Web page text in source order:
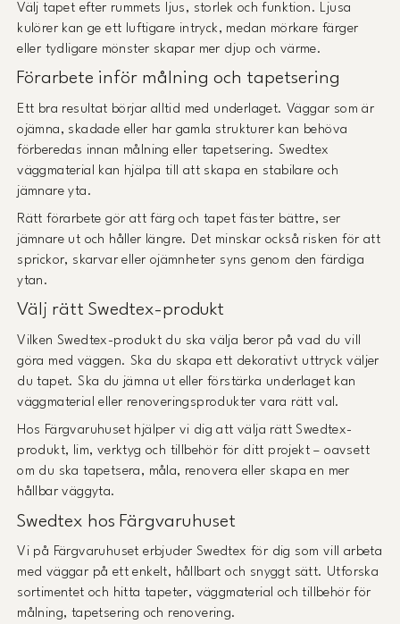
Välj tapet efter rummets ljus, storlek och funktion. Ljusa
kulörer kan ge ett luftigare intryck, medan mörkare färger
eller tydligare mönster skapar mer djup och värme.
Förarbete inför målning och tapetsering
Ett bra resultat börjar alltid med underlaget. Väggar som är
ojämna, skadade eller har gamla strukturer kan behöva
förberedas innan målning eller tapetsering. Swedtex
väggmaterial kan hjälpa till att skapa en stabilare och
jämnare yta.
Rätt förarbete gör att färg och tapet fäster bättre, ser
jämnare ut och håller längre. Det minskar också risken för att
sprickor, skarvar eller ojämnheter syns genom den färdiga
ytan.
Välj rätt Swedtex-produkt
Vilken Swedtex-produkt du ska välja beror på vad du vill
göra med väggen. Ska du skapa ett dekorativt uttryck väljer
du tapet. Ska du jämna ut eller förstärka underlaget kan
väggmaterial eller renoveringsprodukter vara rätt val.
Hos Färgvaruhuset hjälper vi dig att välja rätt Swedtex-
produkt, lim, verktyg och tillbehör för ditt projekt – oavsett
om du ska tapetsera, måla, renovera eller skapa en mer
hållbar väggyta.
Swedtex hos Färgvaruhuset
Vi på Färgvaruhuset erbjuder Swedtex för dig som vill arbeta
med väggar på ett enkelt, hållbart och snyggt sätt. Utforska
sortimentet och hitta tapeter, väggmaterial och tillbehör för
målning, tapetsering och renovering.